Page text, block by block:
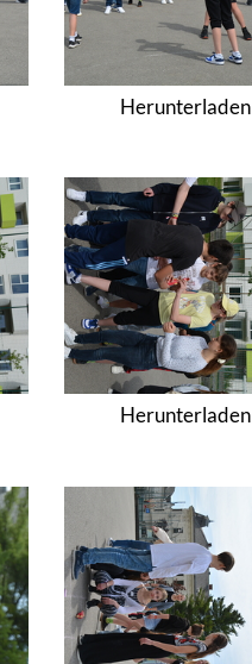
Herunterladen
Herunterladen